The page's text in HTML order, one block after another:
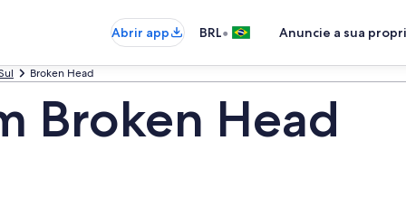
Abrir app BRL• Anuncie a sua
Broken Head
Broken Head